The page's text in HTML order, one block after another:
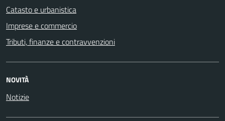
Catasto e urbanistica
Imprese e commercio
Tributi, finanze e contravvenzioni
NOVITÀ
Notizie